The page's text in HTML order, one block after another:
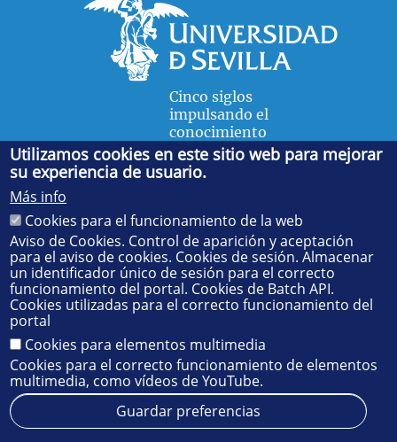
Cinco siglos
impulsando el
conocimiento
FACULTAD DE FÍSICA
Avda. de la Reina Mercedes, s/n. 41012 Sevilla. Tel.:
55 28 91. Administración:administradorfisica@us.es
Secretaría:jsecfisi@us.es- Decanato:ffisaog@us.es
Utilizamos cookies en este sitio web para mejorar
su experiencia de usuario.
Más info
Cookies para el funcionamiento de la web
Aviso de Cookies. Control de aparición y aceptación
para el aviso de cookies. Cookies de sesión. Almacenar
un identificador único de sesión para el correcto
funcionamiento del portal. Cookies de Batch API.
Cookies utilizadas para el correcto funcionamiento del
portal
Cookies para elementos multimedia
Cookies para el correcto funcionamiento de elementos
multimedia, como vídeos de YouTube.
Guardar preferencias